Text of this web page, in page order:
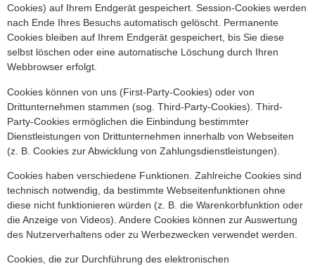
Cookies) auf Ihrem Endgerät gespeichert. Session-Cookies werden
nach Ende Ihres Besuchs automatisch gelöscht. Permanente
Cookies bleiben auf Ihrem Endgerät gespeichert, bis Sie diese
selbst löschen oder eine automatische Löschung durch Ihren
Webbrowser erfolgt.
Cookies können von uns (First-Party-Cookies) oder von
Drittunternehmen stammen (sog. Third-Party-Cookies). Third-
Party-Cookies ermöglichen die Einbindung bestimmter
Dienstleistungen von Drittunternehmen innerhalb von Webseiten
(z. B. Cookies zur Abwicklung von Zahlungsdienstleistungen).
Cookies haben verschiedene Funktionen. Zahlreiche Cookies sind
technisch notwendig, da bestimmte Webseitenfunktionen ohne
diese nicht funktionieren würden (z. B. die Warenkorbfunktion oder
die Anzeige von Videos). Andere Cookies können zur Auswertung
des Nutzerverhaltens oder zu Werbezwecken verwendet werden.
Cookies, die zur Durchführung des elektronischen